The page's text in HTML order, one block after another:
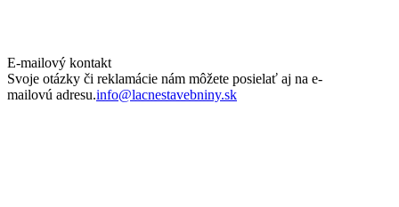
E-mailový kontakt
Svoje otázky či reklamácie nám môžete posielať aj na e-
mailovú adresu.info@lacnestavebniny.sk